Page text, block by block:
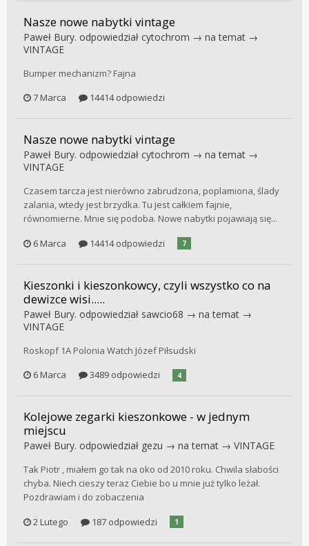
Nasze nowe nabytki vintage
Paweł Bury. odpowiedział cytochrom → na temat →
VINTAGE
Bumper mechanizm? Fajna
7 Marca
14414 odpowiedzi
Nasze nowe nabytki vintage
Paweł Bury. odpowiedział cytochrom → na temat →
VINTAGE
Czasem tarcza jest nierówno zabrudzona, poplamiona, ślady
zalania, wtedy jest brzydka. Tu jest całkiem fajnie,
równomierne. Mnie się podoba. Nowe nabytki pojawiają się...
6 Marca
14414 odpowiedzi 7
Kieszonki i kieszonkowcy, czyli wszystko co na
dewizce wisi.....
Paweł Bury. odpowiedział sawcio68 → na temat →
VINTAGE
Roskopf 1A Polonia Watch Józef Piłsudski
6 Marca
3489 odpowiedzi 4
Kolejowe zegarki kieszonkowe - w jednym
miejscu
Paweł Bury. odpowiedział gezu → na temat → VINTAGE
Tak Piotr , miałem go tak na oko od 2010 roku. Chwila słabości
chyba. Niech cieszy teraz Ciebie bo u mnie już tylko leżał.
Pozdrawiam i do zobaczenia
2 Lutego
187 odpowiedzi 1